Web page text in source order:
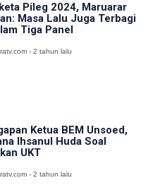
Pileg 2024, Maruarar
Masa Lalu Juga Terbagi
Tiga Panel
- 2 tahun lalu
Ketua BEM Unsoed,
Ihsanul Huda Soal
UKT
- 2 tahun lalu